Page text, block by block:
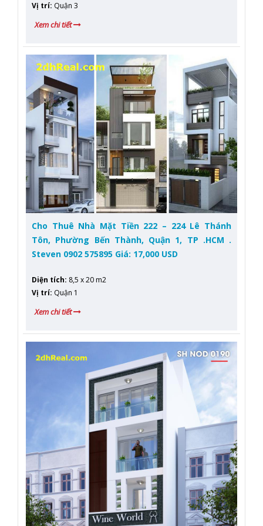
Vị trí: Quận 3
Xem chi tiết
Cho Thuê Nhà Mặt Tiền 222 – 224 Lê Thánh
Tôn, Phường Bến Thành, Quận 1, TP .HCM .
Steven 0902 575895 Giá: 17,000 USD
Diện tích: 8,5 x 20 m2
Vị trí: Quận 1
Xem chi tiết